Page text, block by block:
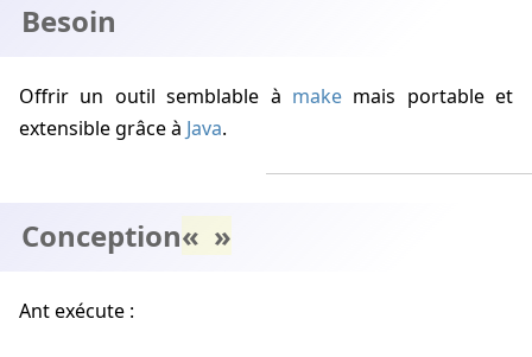
Notes
Besoin
Offrir un outil semblable à makemais portable et
extensible grâce à Java.
Conception
Ant exécute :